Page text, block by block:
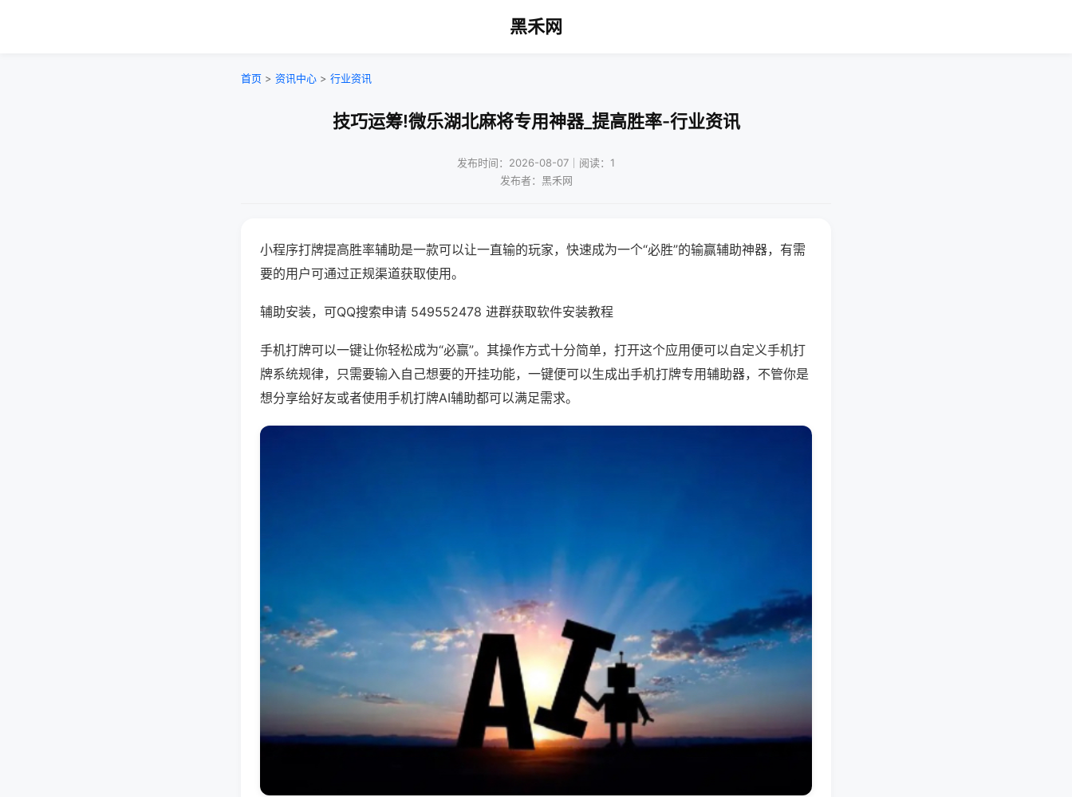
黑禾网
首页 > 资讯中心 > 行业资讯
技巧运筹!微乐湖北麻将专用神器_提高胜率-行业资讯
发布时间：2026-08-07｜阅读：1
发布者：黑禾网
小程序打牌提高胜率辅助是一款可以让一直输的玩家，快速成为一个“必胜”的输赢辅助神器，有需
要的用户可通过正规渠道获取使用。
辅助安装，可QQ搜索申请 549552478 进群获取软件安装教程
手机打牌可以一键让你轻松成为“必赢”。其操作方式十分简单，打开这个应用便可以自定义手机打
牌系统规律，只需要输入自己想要的开挂功能，一键便可以生成出手机打牌专用辅助器，不管你是
想分享给好友或者使用手机打牌AI辅助都可以满足需求。